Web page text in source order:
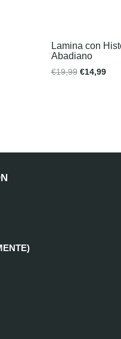
Lamina con
Abadiano
€19,99 €14,99